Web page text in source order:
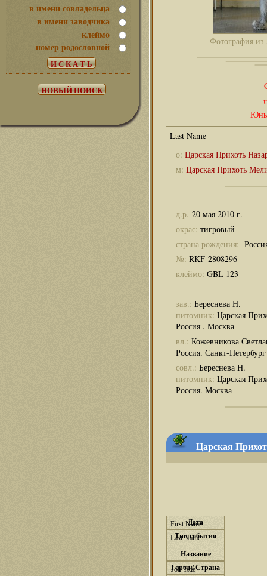
в имени совладельца
в имени заводчика
клеймо
номер родословной
Фотография из
о: Царская Прихоть
м: Царская Прихоть
д.р. 20 мая 2010 г.
окрас: тигровый
страна рождения:
№: RKF 2808296
клеймо: GBL 123
зав.: Береснева Н.
питомник: Царская
Россия . Москва
вл.: Кожевникова
Россия. Санкт-Петербург
совл.: Береснева Н.
питомник: Царская
Россия. Москва
Царская
Дата
Тип события
Название
Город / Страна